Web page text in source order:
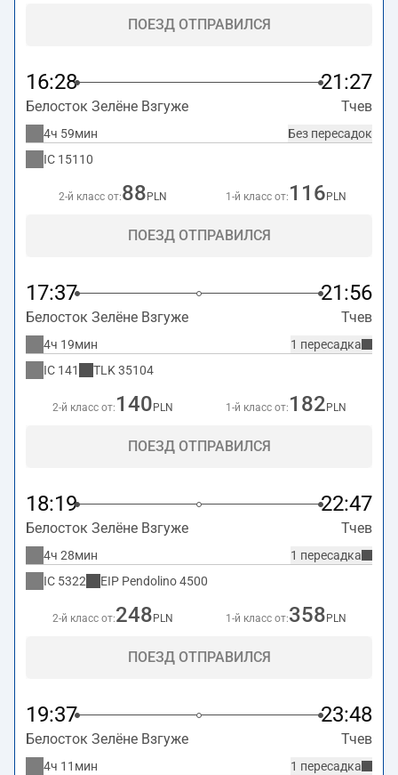
ПОЕЗД ОТПРАВИЛСЯ
16:28 21:27
Белосток Зелёне Взгуже Тчев
Без пересадок
4ч 59мин
IC 15110
2-й класс от:88 PLN 1-й класс от: 116 PLN
ПОЕЗД ОТПРАВИЛСЯ
17:37 21:56
Белосток Зелёне Взгуже Тчев
1 пересадка
4ч 19мин
IC 141 TLK 35104
2-й класс от: 140 PLN 1-й класс от: 182 PLN
ПОЕЗД ОТПРАВИЛСЯ
18:19 22:47
Белосток Зелёне Взгуже Тчев
1 пересадка
4ч 28мин
IC 5322 EIP Pendolino4500
2-й класс от:248 PLN 1-й класс от:358 PLN
ПОЕЗД ОТПРАВИЛСЯ
19:37 23:48
Белосток Зелёне Взгуже Тчев
1 пересадка
4ч 11мин